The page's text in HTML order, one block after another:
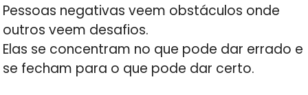
Pessoas negativas veem obstáculos onde
outros veem desafios.
Elas se concentram no que pode dar errado e
se fecham para o que pode dar certo.